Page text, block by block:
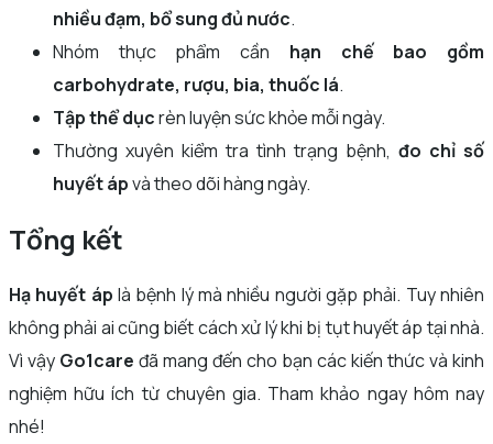
nhiều đạm, bổ sung đủ nước.
Nhóm thực phẩm cần hạn chế bao gồm
carbohydrate, rượu, bia, thuốc lá.
Tập thể dụcrèn luyện sức khỏe mỗi ngày.
Thường xuyên kiểm tra tình trạng bệnh, đo chỉ số
huyết ápvà theo dõi hàng ngày.
Tổng kết
Hạ huyết áp là bệnh lý mà nhiều người gặp phải. Tuy nhiên
không phải ai cũng biết cách xử lý khi bị tụt huyết áp tại nhà.
Vì vậy Go1care đã mang đến cho bạn các kiến thức và kinh
nghiệm hữu ích từ chuyên gia. Tham khảo ngay hôm nay
nhé!